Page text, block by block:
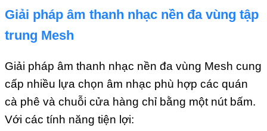
Giải pháp âm thanh nhạc nền đa vùng tập
trung Mesh
Giải pháp âm thanh nhạc nền đa vùng Mesh cung
cấp nhiều lựa chọn âm nhạc phù hợp các quán
cà phê và chuỗi cửa hàng chỉ bằng một nút bấm.
Với các tính năng tiện lợi: